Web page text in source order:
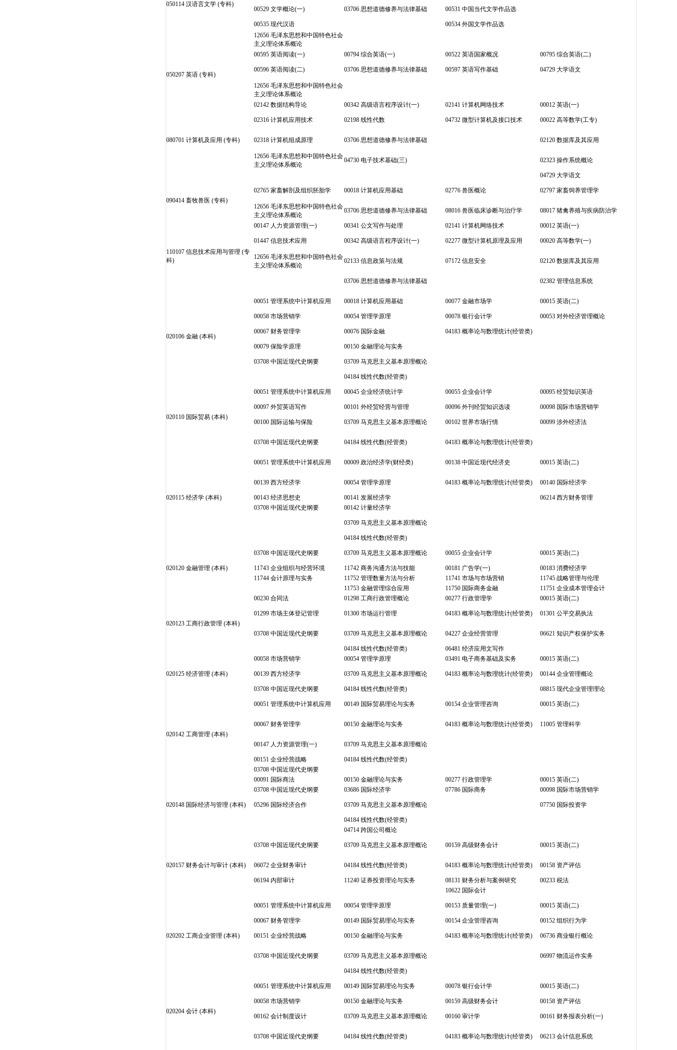
050114 汉语言文学 (专科)
00529 文学概论(一) 03706 思想道德修养与法律基础 00531 中国当代文学作品选
00535 现代汉语
00534 外国文学作品选
12656 毛泽东思想和中国特色社会
主义理论体系概论
050207 英语 (专科)
00595 英语阅读(一) 00794 综合英语(一) 00522 英语国家概况 00795 综合英语(二)
00596 英语阅读(二) 03706 思想道德修养与法律基础 00597 英语写作基础 04729 大学语文
12656 毛泽东思想和中国特色社会
主义理论体系概论
080701 计算机及应用 (专科)
02142 数据结构导论 00342 高级语言程序设计(一) 02141 计算机网络技术 00012 英语(一)
02316 计算机应用技术 02198 线性代数 04732 微型计算机及接口技术 00022 高等数学(工专)
02318 计算机组成原理 03706 思想道德修养与法律基础 02120 数据库及其应用
12656 毛泽东思想和中国特色社会
主义理论体系概论
04730 电子技术基础(三) 02323 操作系统概论
04729 大学语文
090414 畜牧兽医 (专科)
02765 家畜解剖及组织胚胎学 00018 计算机应用基础 02776 兽医概论 02797 家畜饲养管理学
12656 毛泽东思想和中国特色社会
主义理论体系概论
03706 思想道德修养与法律基础 08016 兽医临床诊断与治疗学 08017 猪禽养殖与疾病防治学
110107 信息技术应用与管理 (专
科)
00147 人力资源管理(一) 00341 公文写作与处理 02141 计算机网络技术 00012 英语(一)
01447 信息技术应用 00342 高级语言程序设计(一) 02277 微型计算机原理及应用 00020 高等数学(一)
12656 毛泽东思想和中国特色社会
主义理论体系概论
02133 信息政策与法规 07172 信息安全 02120 数据库及其应用
03706 思想道德修养与法律基础 02382 管理信息系统
020106 金融 (本科)
00051 管理系统中计算机应用 00018 计算机应用基础 00077 金融市场学 00015 英语(二)
00058 市场营销学 00054 管理学原理 00078 银行会计学 00053 对外经济管理概论
00067 财务管理学 00076 国际金融 04183 概率论与数理统计(经管类)
00079 保险学原理 00150 金融理论与实务
03708 中国近现代史纲要 03709 马克思主义基本原理概论
04184 线性代数(经管类)
020110 国际贸易 (本科)
00051 管理系统中计算机应用 00045 企业经济统计学 00055 企业会计学 00095 经贸知识英语
00097 外贸英语写作 00101 外经贸经营与管理 00096 外刊经贸知识选读 00098 国际市场营销学
00100 国际运输与保险 03709 马克思主义基本原理概论 00102 世界市场行情 00099 涉外经济法
03708 中国近现代史纲要 04184 线性代数(经管类) 04183 概率论与数理统计(经管类)
020115 经济学 (本科)
00051 管理系统中计算机应用 00009 政治经济学(财经类) 00138 中国近现代经济史 00015 英语(二)
00139 西方经济学 00054 管理学原理 04183 概率论与数理统计(经管类) 00140 国际经济学
00143 经济思想史 00141 发展经济学
06214 西方财务管理
03708 中国近现代史纲要
00142 计量经济学
03709 马克思主义基本原理概论
04184 线性代数(经管类)
020120 金融管理 (本科)
03708 中国近现代史纲要 03709 马克思主义基本原理概论 00055 企业会计学 00015 英语(二)
11743 企业组织与经营环境 11742 商务沟通方法与技能 00181 广告学(一)
00183 消费经济学
11744 会计原理与实务
11752 管理数量方法与分析 11741 市场与市场营销
11745 战略管理与伦理
11753 金融管理综合应用
11750 国际商务金融 11751 企业成本管理会计
020123 工商行政管理 (本科)
00230 合同法 01298 工商行政管理概论 00277 行政管理学 00015 英语(二)
01299 市场主体登记管理 01300 市场运行管理 04183 概率论与数理统计(经管类) 01301 公平交易执法
03708 中国近现代史纲要 03709 马克思主义基本原理概论 04227 企业经营管理 06621 知识产权保护实务
04184 线性代数(经管类) 06481 经济应用文写作
020125 经济管理 (本科)
00058 市场营销学 00054 管理学原理 03491 电子商务基础及实务 00015 英语(二)
00139 西方经济学 03709 马克思主义基本原理概论 04183 概率论与数理统计(经管类) 00144 企业管理概论
03708 中国近现代史纲要 04184 线性代数(经管类) 08815 现代企业管理理论
020142 工商管理 (本科)
00051 管理系统中计算机应用 00149 国际贸易理论与实务 00154 企业管理咨询 00015 英语(二)
00067 财务管理学 00150 金融理论与实务 04183 概率论与数理统计(经管类) 11005 管理科学
00147 人力资源管理(一) 03709 马克思主义基本原理概论
00151 企业经营战略
04184 线性代数(经管类)
03708 中国近现代史纲要
020148 国际经济与管理 (本科)
00091 国际商法 00150 金融理论与实务 00277 行政管理学
00015 英语(二)
03708 中国近现代史纲要
03686 国际经济学 07786 国际商务 00098 国际市场营销学
05296 国际经济合作 03709 马克思主义基本原理概论 07750 国际投资学
04184 线性代数(经管类)
04714 跨国公司概论
020157 财务会计与审计 (本科)
03708 中国近现代史纲要 03709 马克思主义基本原理概论 00159 高级财务会计 00015 英语(二)
06072 企业财务审计 04184 线性代数(经管类) 04183 概率论与数理统计(经管类) 00158 资产评估
06194 内部审计 11240 证券投资理论与实务 08131 财务分析与案例研究
00233 税法
10622 国际会计
020202 工商企业管理 (本科)
00051 管理系统中计算机应用 00054 管理学原理 00153 质量管理(一) 00015 英语(二)
00067 财务管理学 00149 国际贸易理论与实务 00154 企业管理咨询 00152 组织行为学
00151 企业经营战略 00150 金融理论与实务 04183 概率论与数理统计(经管类) 06736 商业银行概论
03708 中国近现代史纲要 03709 马克思主义基本原理概论 06997 物流运作实务
04184 线性代数(经管类)
020204 会计 (本科)
00051 管理系统中计算机应用 00149 国际贸易理论与实务 00078 银行会计学 00015 英语(二)
00058 市场营销学 00150 金融理论与实务 00159 高级财务会计 00158 资产评估
00162 会计制度设计 03709 马克思主义基本原理概论 00160 审计学 00161 财务报表分析(一)
03708 中国近现代史纲要 04184 线性代数(经管类) 04183 概率论与数理统计(经管类) 06213 会计信息系统